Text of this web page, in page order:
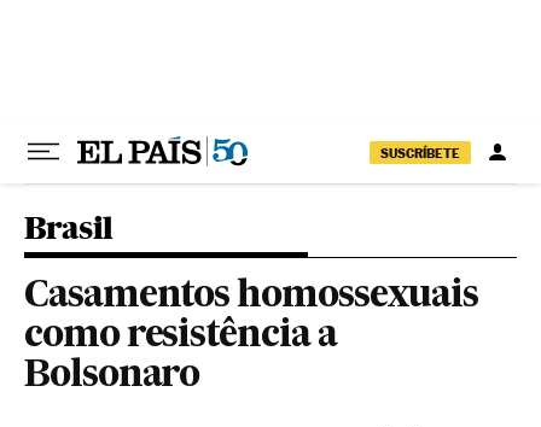
SUSCRÍBETE
Brasil
Casamentos homossexuais
como resistência a
Bolsonaro